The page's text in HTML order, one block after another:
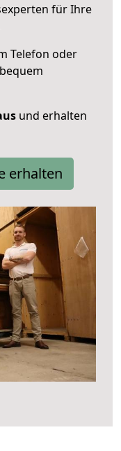
für Ihre
Telefon oder
und erhalten
erhalten